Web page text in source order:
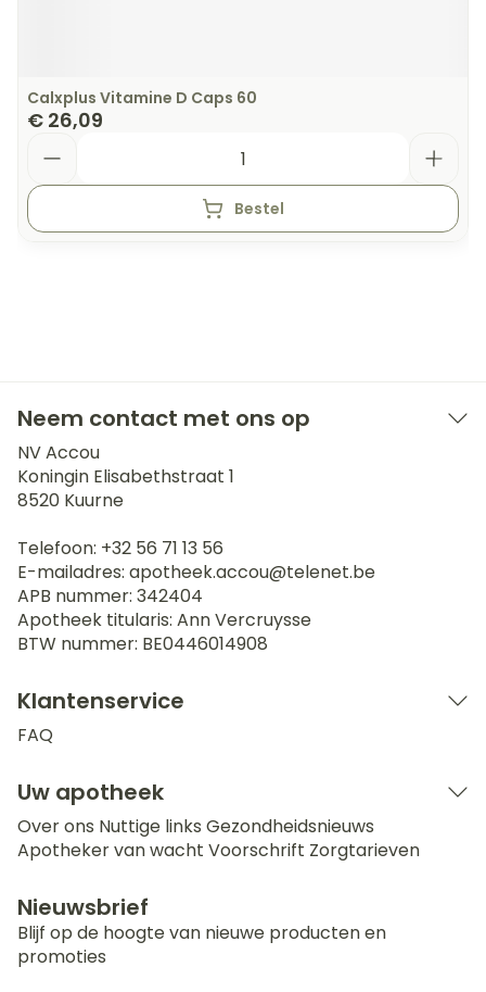
Calxplus Vitamine D Caps 60
€ 26,09
Bestel
Neem contact met ons op
NV Accou
Koningin Elisabethstraat 1
8520 Kuurne
Telefoon: +32 56 71 13 56
E-mailadres: apotheek.accou@telenet.be
APB nummer: 342404
Apotheek titularis: Ann Vercruysse
BTW nummer: BE0446014908
Klantenservice
FAQ
Uw apotheek
Over ons Nuttige links Gezondheidsnieuws
Apotheker van wacht Voorschrift Zorgtarieven
Nieuwsbrief
Blijf op de hoogte van nieuwe producten en
promoties